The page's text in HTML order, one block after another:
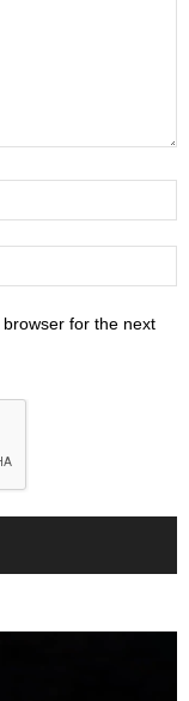
for the next